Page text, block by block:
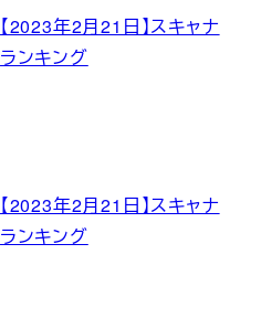
【2023年2月21日】スキャナ
ランキング
【2023年2月21日】スキャナ
ランキング